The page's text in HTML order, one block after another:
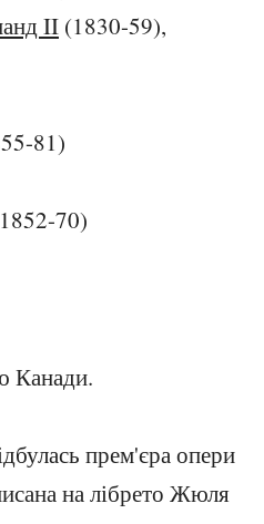
II (1830-59),
81)
70)
Канади.
прем'єра опери
на лібрето Жюля